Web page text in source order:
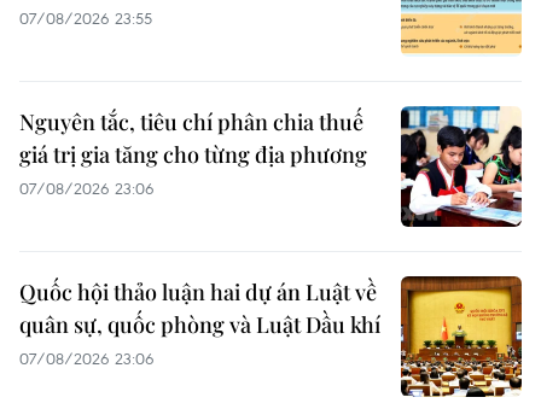
07/08/2026 23:55
Nguyên tắc, tiêu chí phân chia thuế
giá trị gia tăng cho từng địa phương
07/08/2026 23:06
Quốc hội thảo luận hai dự án Luật về
quân sự, quốc phòng và Luật Dầu khí
07/08/2026 23:06